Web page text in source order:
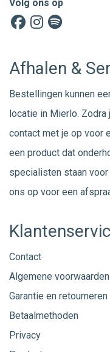
Volg ons op
Afhalen &
Bestellingen kunnen
locatie in Mierlo.
contact met je op voor
een product dat
specialisten staan
ons op voor een
Contact
Algemene voorwaarden
Garantie en retourneren
Betaalmethoden
Privacy